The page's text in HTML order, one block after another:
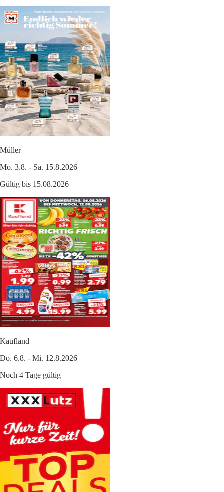
Müller
Mo. 3.8. - Sa. 15.8.2026
Gültig bis 15.08.2026
Kaufland
Do. 6.8. - Mi. 12.8.2026
Noch 4 Tage gültig